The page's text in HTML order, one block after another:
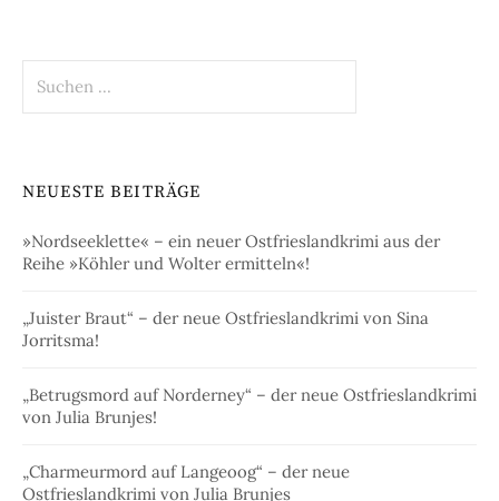
nach:
NEUESTE BEITRÄGE
»Nordseeklette« – ein neuer Ostfrieslandkrimi aus der
Reihe »Köhler und Wolter ermitteln«!
„Juister Braut“ – der neue Ostfrieslandkrimi von Sina
Jorritsma!
„Betrugsmord auf Norderney“ – der neue Ostfrieslandkrimi
von Julia Brunjes!
„Charmeurmord auf Langeoog“ – der neue
Ostfrieslandkrimi von Julia Brunjes